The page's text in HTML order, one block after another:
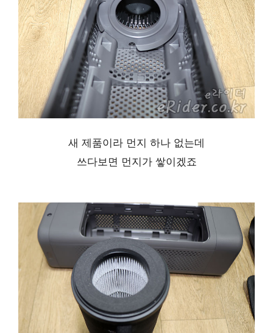
새 제품이라 먼지 하나 없는데
쓰다보면 먼지가 쌓이겠죠